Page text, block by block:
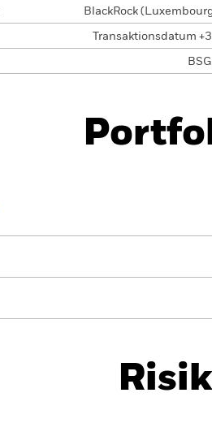
BlackRock
Transaktionsdatum